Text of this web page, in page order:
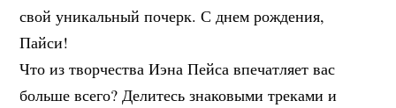
свой уникальный почерк. С днем рождения,
Пайси!
Что из творчества Иэна Пейса впечатляет вас
больше всего? Делитесь знаковыми треками и